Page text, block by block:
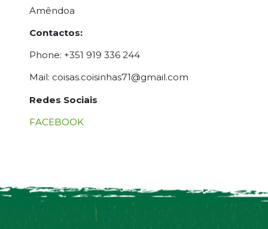
Amêndoa
Contactos:
Phone: +351 919 336 244
Mail: coisas.coisinhas71@gmail.com
Redes Sociais
FACEBOOK